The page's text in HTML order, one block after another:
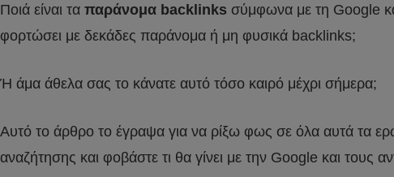
Ποιά είναι τα παράνομα backlinks σύμφωνα με τη Google
φορτώσει με δεκάδες παράνομα ή μη φυσικά backlinks;
Ή άμα άθελα σας το κάνατε αυτό τόσο καιρό μέχρι σήμερα;
Αυτό το άρθρο το έγραψα για να ρίξω φως σε όλα αυτά τα
αναζήτησης και φοβάστε τι θα γίνει με την Google και τους